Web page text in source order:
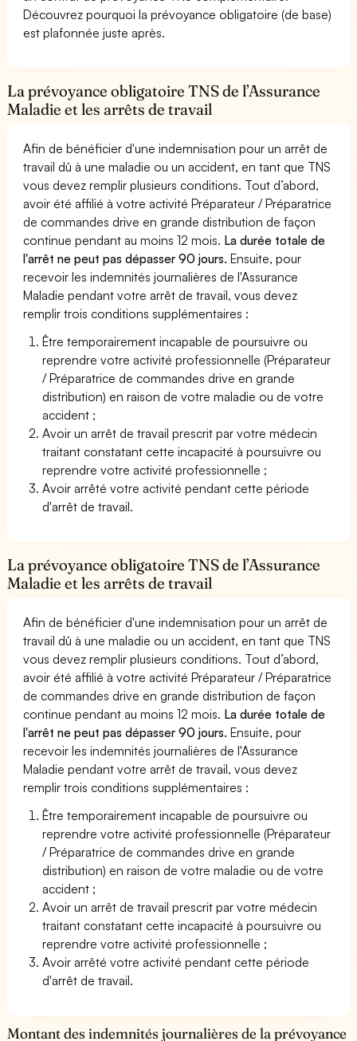
Découvrez pourquoi la prévoyance obligatoire (de base)
est plafonnée juste après.
La prévoyance obligatoire TNS de l’Assurance
Maladie et les arrêts de travail
Afin de bénéficier d'une indemnisation pour un arrêt de
travail dû à une maladie ou un accident, en tant que TNS
vous devez remplir plusieurs conditions. Tout d’abord,
avoir été affilié à votre activité Préparateur / Préparatrice
de commandes drive en grande distribution de façon
continue pendant au moins 12 mois. La durée totale de
l'arrêt ne peut pas dépasser 90 jours. Ensuite, pour
recevoir les indemnités journalières de l'Assurance
Maladie pendant votre arrêt de travail, vous devez
remplir trois conditions supplémentaires :
Être temporairement incapable de poursuivre ou
reprendre votre activité professionnelle (Préparateur
/ Préparatrice de commandes drive en grande
distribution) en raison de votre maladie ou de votre
accident ;
Avoir un arrêt de travail prescrit par votre médecin
traitant constatant cette incapacité à poursuivre ou
reprendre votre activité professionnelle ;
Avoir arrêté votre activité pendant cette période
d'arrêt de travail.
La prévoyance obligatoire TNS de l’Assurance
Maladie et les arrêts de travail
Afin de bénéficier d'une indemnisation pour un arrêt de
travail dû à une maladie ou un accident, en tant que TNS
vous devez remplir plusieurs conditions. Tout d’abord,
avoir été affilié à votre activité Préparateur / Préparatrice
de commandes drive en grande distribution de façon
continue pendant au moins 12 mois. La durée totale de
l'arrêt ne peut pas dépasser 90 jours. Ensuite, pour
recevoir les indemnités journalières de l'Assurance
Maladie pendant votre arrêt de travail, vous devez
remplir trois conditions supplémentaires :
Être temporairement incapable de poursuivre ou
reprendre votre activité professionnelle (Préparateur
/ Préparatrice de commandes drive en grande
distribution) en raison de votre maladie ou de votre
accident ;
Avoir un arrêt de travail prescrit par votre médecin
traitant constatant cette incapacité à poursuivre ou
reprendre votre activité professionnelle ;
Avoir arrêté votre activité pendant cette période
d'arrêt de travail.
Montant des indemnités journalières de la prévoyance